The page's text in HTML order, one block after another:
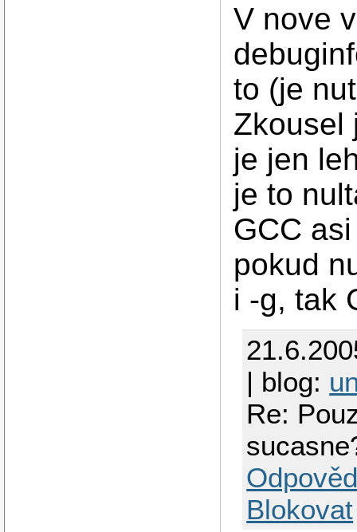
V nove
to (je
Zkousel
je jen
je to
GCC
pokud
i -g, tak
| blog:
Re:
Blokovat